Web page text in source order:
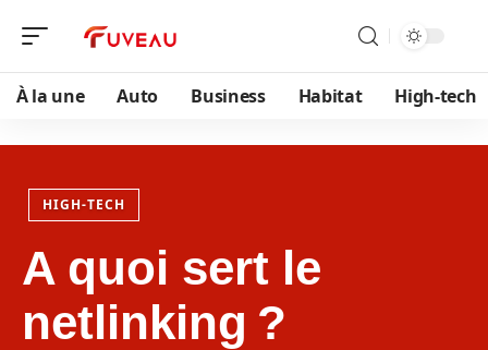
À la une Auto Business Habitat High-tech
HIGH-TECH
A quoi sert le
netlinking ?